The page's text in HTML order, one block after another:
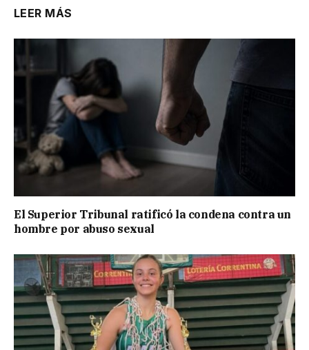
LEER MÁS
El Superior Tribunal ratificó la condena contra un
hombre por abuso sexual